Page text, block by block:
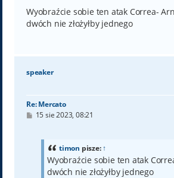
t
Wyobraźcie sobie ten atak Correa-
dwóch nie złożyłby jednego
speaker
Re: Mercato
P15 sie 2023, 08:21
timon pisze:↑
Wyobraźcie sobie ten atak
dwóch nie złożyłby jednego